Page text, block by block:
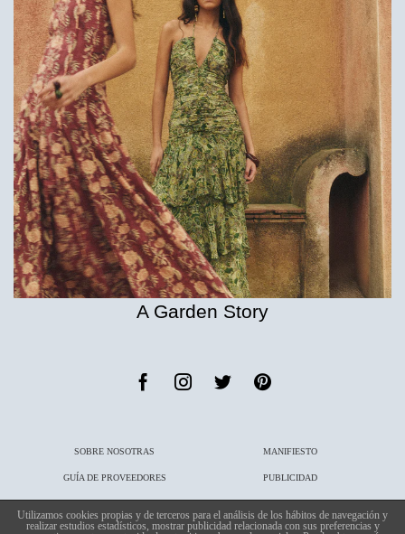
A Garden Story
SOBRE NOSOTRAS MANIFIESTO
GUÍA DE PROVEEDORES PUBLICIDAD
PUBLICACIONES CONTACTO
Utilizamos cookies propias y de terceros para el análisis de los hábitos de navegación y
realizar estudios estadísticos, mostrar publicidad relacionada con sus preferencias y